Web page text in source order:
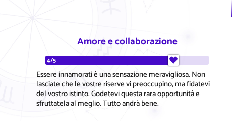
Amore e collaborazione
4/5
Essere innamorati è una sensazione meravigliosa. Non
lasciate che le vostre riserve vi preoccupino, ma fidatevi
del vostro istinto. Godetevi questa rara opportunità e
sfruttatela al meglio. Tutto andrà bene.